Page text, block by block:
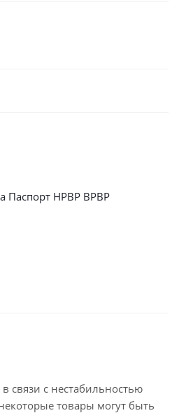
Паспорт НРВР ВРВР
связи с нестабильностью
товары могут быть